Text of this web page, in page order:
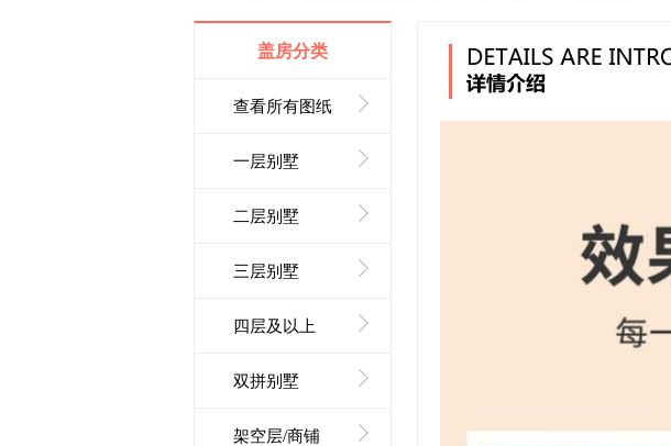
盖房分类
查看所有图纸
一层别墅
二层别墅
三层别墅
四层及以上
双拼别墅
架空层/商铺